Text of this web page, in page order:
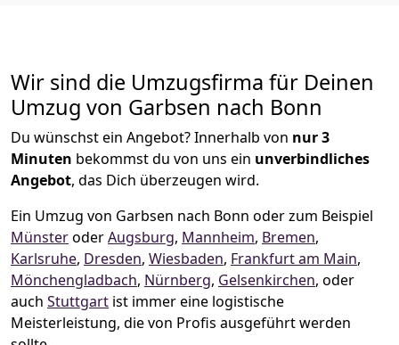
Wir sind die Umzugsfirma für Deinen
Umzug von Garbsen nach Bonn
Du wünschst ein Angebot? Innerhalb von nur 3
Minuten bekommst du von uns ein unverbindliches
Angebot, das Dich überzeugen wird.
Ein Umzug von Garbsen nach Bonn oder zum Beispiel
MünsteroderAugsburg, Mannheim, Bremen,
Karlsruhe, Dresden, Wiesbaden, Frankfurt am Main,
Mönchen­gladbach, Nürnberg, Gelsenkirchen, oder
auch Stuttgart ist immer eine logistische
Meisterleistung, die von Profis ausgeführt werden